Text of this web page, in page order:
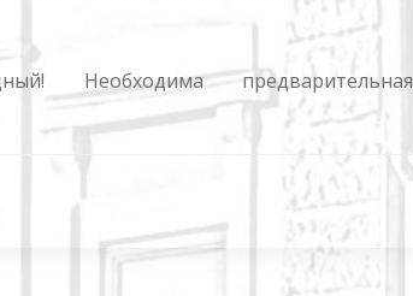
Необходима предварительная